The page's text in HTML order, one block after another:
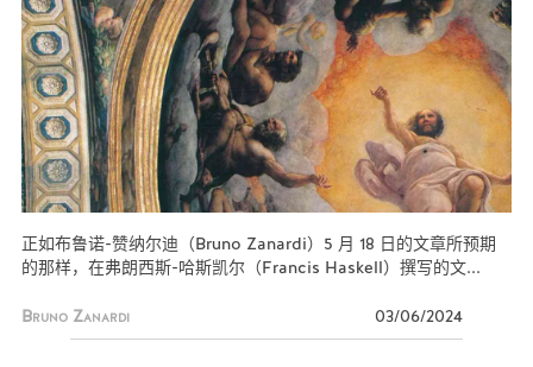
正如布鲁诺-赞纳尔迪（Bruno Zanardi）5 月 18 日的文章所预期
的那样，在弗朗西斯-哈斯凯尔（Francis Haskell）撰写的文...
Bruno Zanardi 03/06/2024